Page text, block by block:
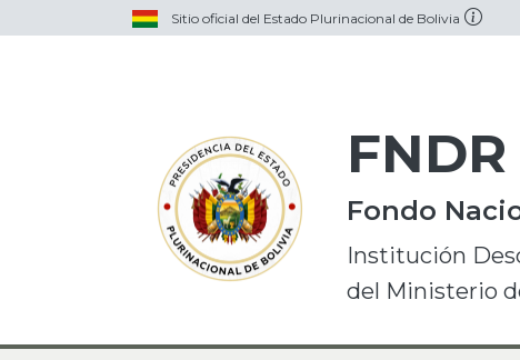
Sitio oficial del Estado Plurinacional de Bolivia
FNDR
Fondo
Institución
del Ministerio